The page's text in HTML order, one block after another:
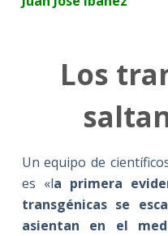
Los
Un equipo de
es «la primera
transgénicas se
asientan en el